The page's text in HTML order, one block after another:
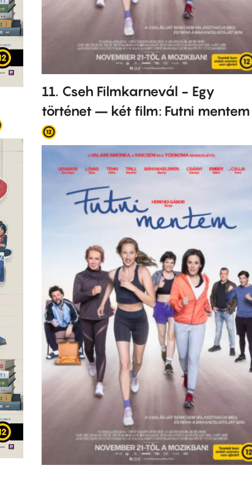
11. Cseh Filmkarnevál - Egy
történet – két film: Futni mentem